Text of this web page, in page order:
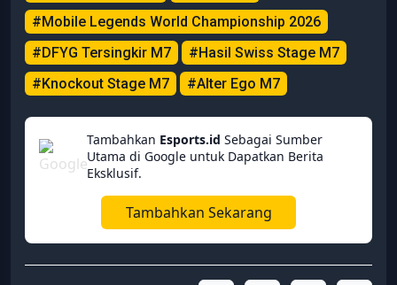
#Mobile Legends World Championship 2026
#DFYG Tersingkir M7
#Hasil Swiss Stage M7
#Knockout Stage M7
#Alter Ego M7
Tambahkan Esports.id Sebagai Sumber
Utama di Google untuk Dapatkan Berita
Eksklusif.
Tambahkan Sekarang